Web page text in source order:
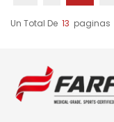
Un Total De 13 Paginas